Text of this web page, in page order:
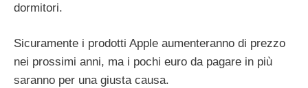
dormitori.
Sicuramente i prodotti Apple aumenteranno di prezzo
nei prossimi anni, ma i pochi euro da pagare in più
saranno per una giusta causa.